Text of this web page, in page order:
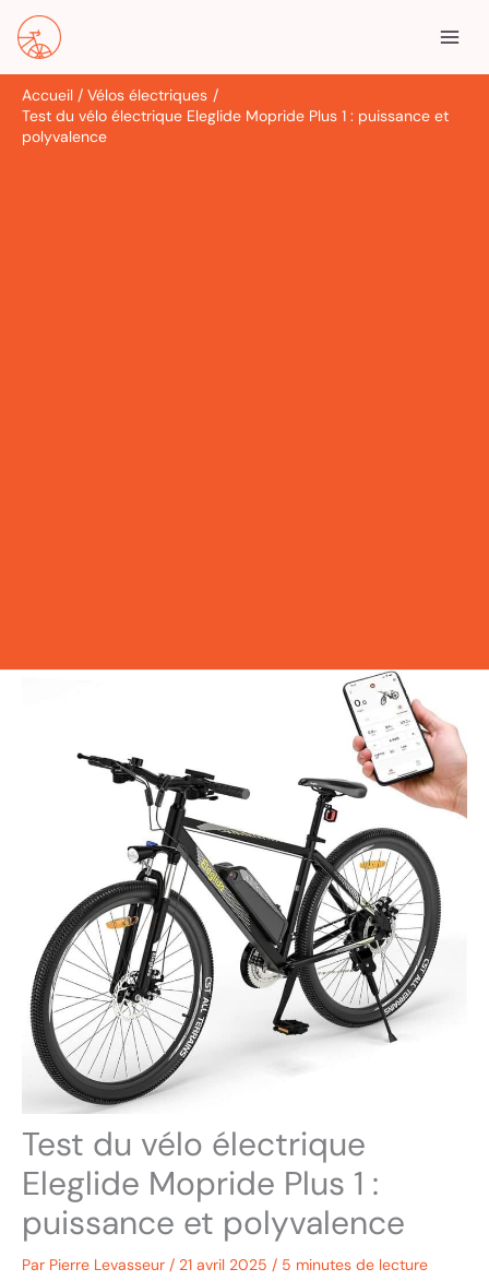
Aller
contenu
Accueil
Vélos électriques
Test du vélo électrique Eleglide Mopride Plus 1 : puissance et
polyvalence
Test du vélo électrique
Eleglide Mopride Plus 1 :
puissance et polyvalence
Par Pierre Levasseur / 21 avril 2025 / 5 minutes de lecture
R
e
c
h
e